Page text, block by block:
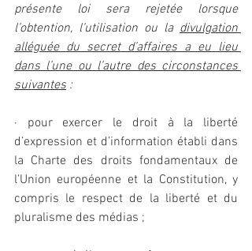
présente loi sera rejetée lorsque
l’obtention, l’utilisation ou la divulgation
alléguée du secret d’affaires a eu lieu
dans l’une ou l’autre des circonstances
suivantes :
· pour exercer le droit à la liberté
d’expression et d’information établi dans
la Charte des droits fondamentaux de
l’Union européenne et la Constitution, y
compris le respect de la liberté et du
pluralisme des médias ;